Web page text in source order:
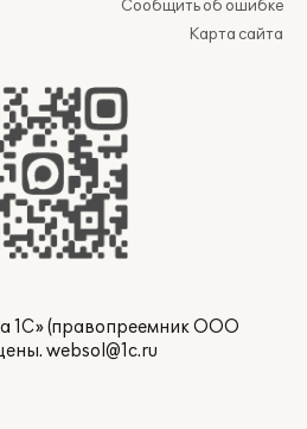
Сообщить об ошибке
Карта сайта
1С» (правопреемник ООО
websol@1c.ru